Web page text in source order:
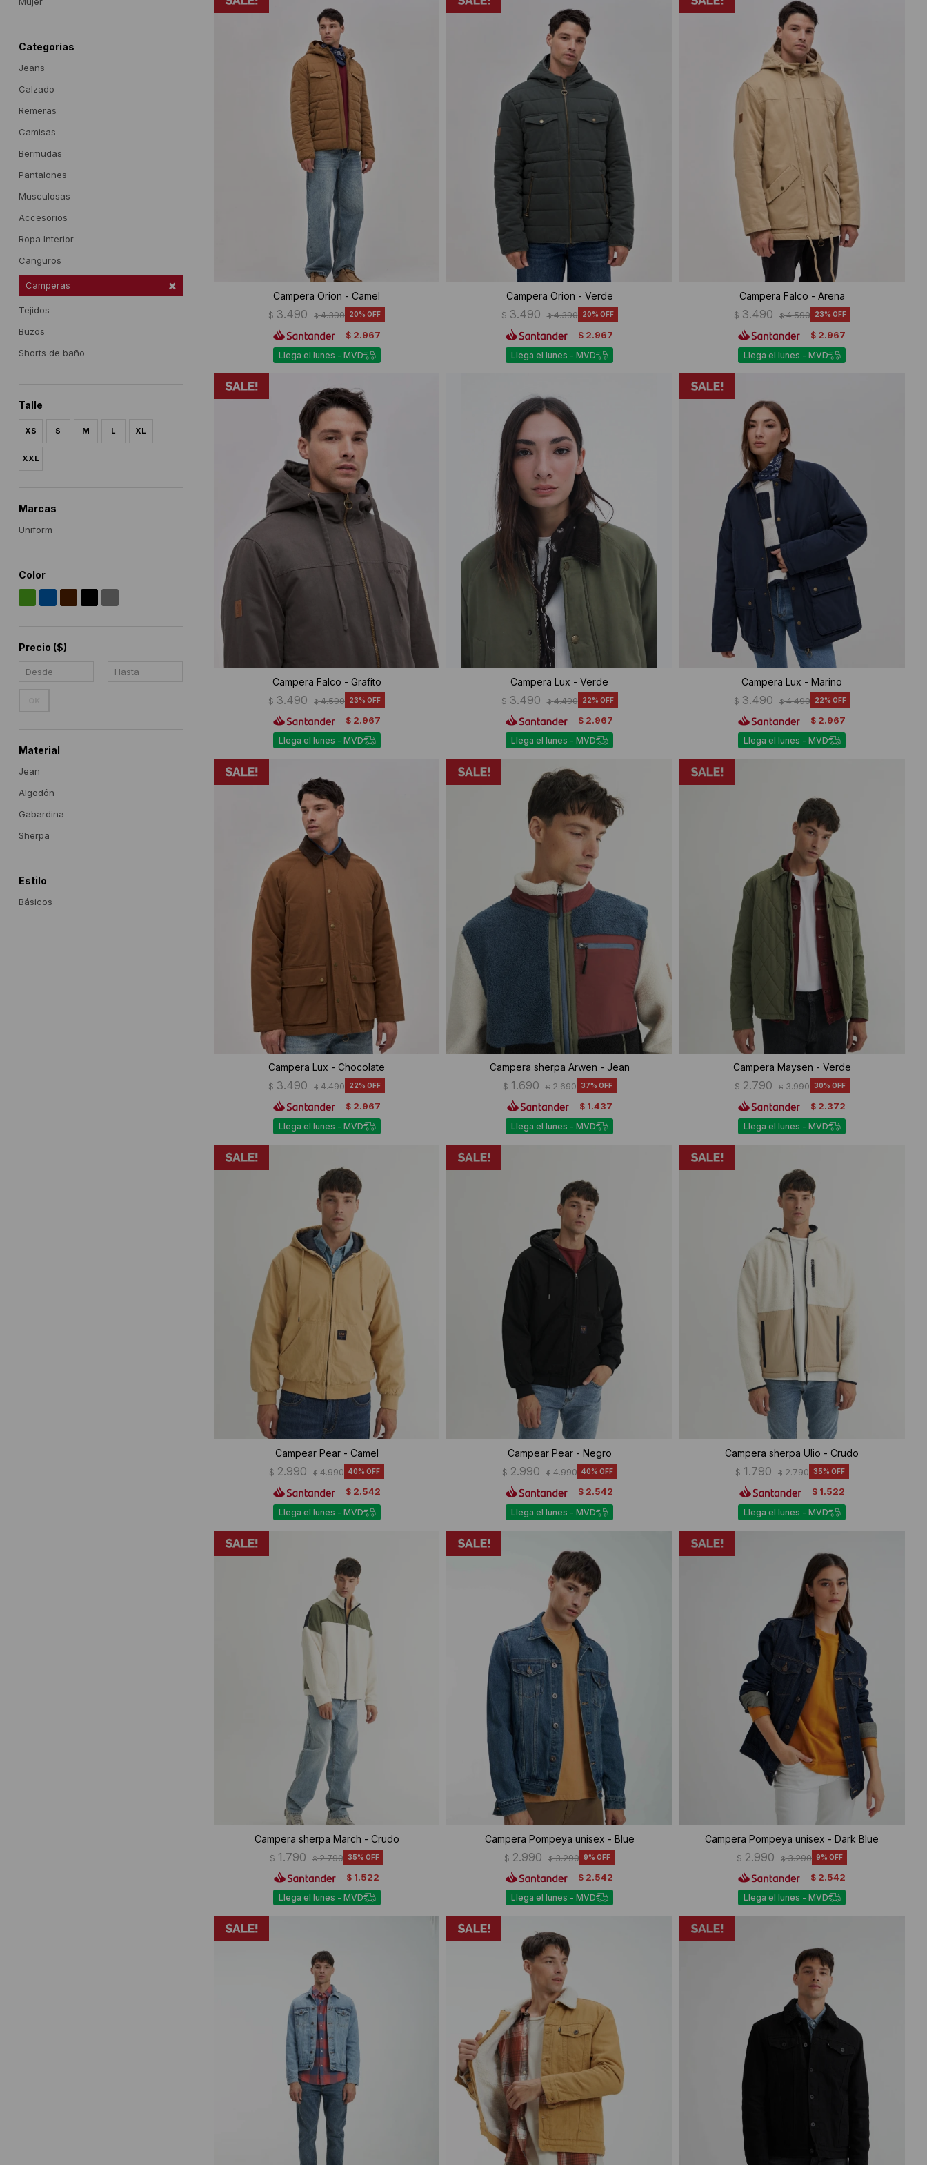
Campera Orion - Camel
$ 3.490 $ 4.390 20
$ 2.967
Llega el lunes - MVD
Campera Orion - Verde
$ 3.490 $ 4.390 20
$ 2.967
Llega el lunes - MVD
Campera Falco - Arena
$ 3.490 $ 4.590 23
$ 2.967
Llega el lunes - MVD
Campera Falco - Grafito
$ 3.490 $ 4.590 23
$ 2.967
Llega el lunes - MVD
Campera Lux - Verde
$ 3.490 $ 4.490 22
$ 2.967
Llega el lunes - MVD
Campera Lux - Marino
$ 3.490 $ 4.490 22
$ 2.967
Llega el lunes - MVD
Campera Lux - Chocolate
$ 3.490 $ 4.490 22
$ 2.967
Llega el lunes - MVD
Campera sherpa Arwen - Jean
$ 1.690 $ 2.690 37
$ 1.437
Llega el lunes - MVD
Campera Maysen - Verde
$ 2.790 $ 3.990 30
$ 2.372
Llega el lunes - MVD
Campear Pear - Camel
$ 2.990 $ 4.990 40
$ 2.542
Llega el lunes - MVD
Campear Pear - Negro
$ 2.990 $ 4.990 40
$ 2.542
Llega el lunes - MVD
Campera sherpa Ulio - Crudo
$ 1.790 $ 2.790 35
$ 1.522
Llega el lunes - MVD
Campera sherpa March - Crudo
$ 1.790 $ 2.790 35
$ 1.522
Llega el lunes - MVD
Campera Pompeya unisex - Blue
$ 2.990 $ 3.290 9
$ 2.542
Llega el lunes - MVD
Campera Pompeya unisex - Dark Blue
$ 2.990 $ 3.290 9
$ 2.542
Llega el lunes - MVD
Categorías
Jeans
Calzado
Remeras
Camisas
Bermudas
Pantalones
Musculosas
Accesorios
Ropa Interior
Canguros
Camperas
Tejidos
Buzos
Shorts de baño
Talle
XS S M L XL
XXL
Marcas
Uniform
Color
Precio ($)
Material
Jean
Algodón
Gabardina
Sherpa
Estilo
Básicos